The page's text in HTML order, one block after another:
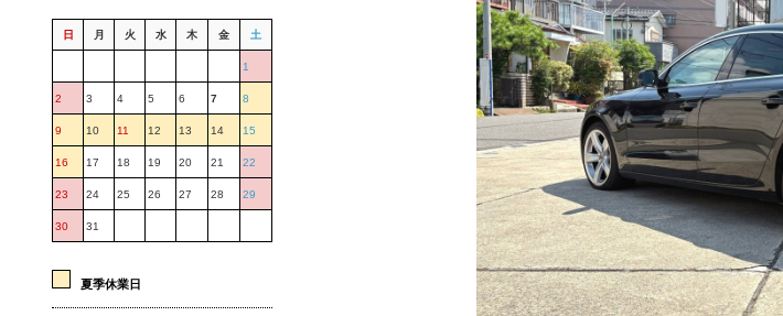
日 月 火 水 木 金 土
1
2 3 4 5 6 7 8
9 10 11 12 13 14 15
16 17 18 19 20 21 22
23 24 25 26 27 28 29
30 31
夏季休業日